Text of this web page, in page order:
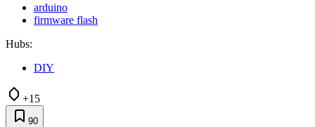
arduino
firmware flash
Hubs:
DIY
+15
90